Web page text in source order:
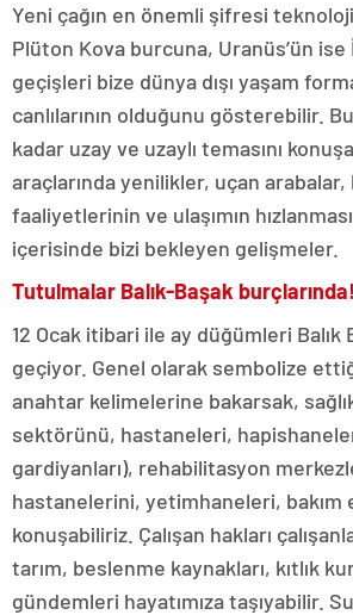
Yeni çağın en önemli şifresi
Plüton Kova burcuna, Uranüs’ün
geçişleri bize dünya dışı yaşam
canlılarının olduğunu gösterebilir. Bu
kadar uzay ve uzaylı temasını
araçlarında yenilikler, uçan
faaliyetlerinin ve ulaşımın
içerisinde bizi bekleyen gelişmeler.
Tutulmalar Balık-Başak burçlarında!
12 Ocak itibari ile ay düğümleri Balık
geçiyor. Genel olarak sembolize
anahtar kelimelerine bakarsak,
sektörünü, hastaneleri,
gardiyanları), rehabilitasyon
hastanelerini, yetimhaneleri, bakım
konuşabiliriz. Çalışan hakları
tarım, beslenme kaynakları, kıtlık
gündemleri hayatımıza taşıyabilir.